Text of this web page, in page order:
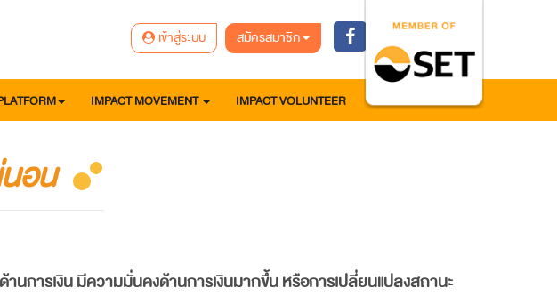
เข้าสู่ระบบ สมัครสมาชิก
IMPACT MOVEMENT IMPACT VOLUNTEER
อน
การเงิน มีความมั่นคงด้านการเงินมากขึ้น หรือการเปลี่ยนแปลงสถานะ